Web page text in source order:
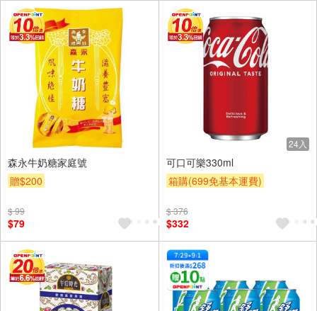
森永牛奶糖家庭號
贈$200
$ 99
$79
24入
可口可樂330ml
箱購(699免基本運費)
贈$200
$ 376
$332